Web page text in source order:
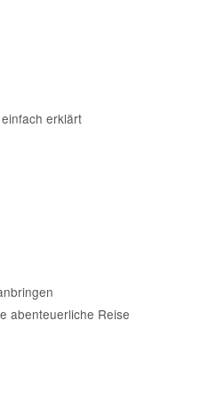
erklärt
abenteuerliche Reise